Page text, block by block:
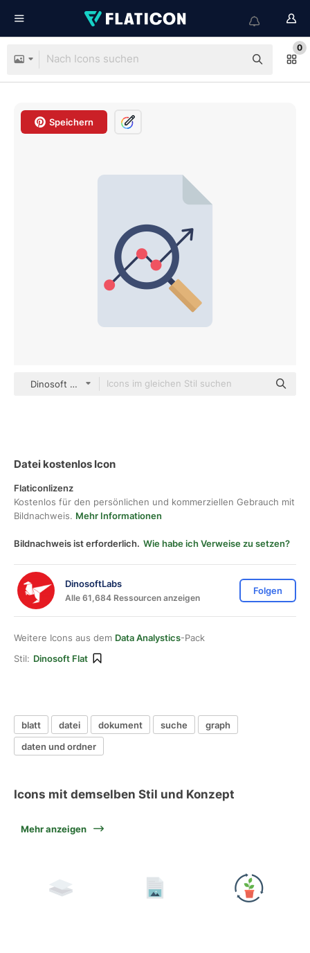
0
Speichern
Dinosoft Flat
Datei kostenlos Icon
Flaticonlizenz
Kostenlos für den persönlichen und kommerziellen Gebrauch mit
Bildnachweis. Mehr Informationen
Bildnachweis ist erforderlich. Wie habe ich Verweise zu setzen?
DinosoftLabs
Alle 61,684 Ressourcen anzeigen
Folgen
Weitere Icons aus dem Data Analystics-Pack
Stil: Dinosoft Flat
blatt datei dokument suche
graph
daten und ordner
Icons mit demselben Stil und Konzept
Mehr anzeigen